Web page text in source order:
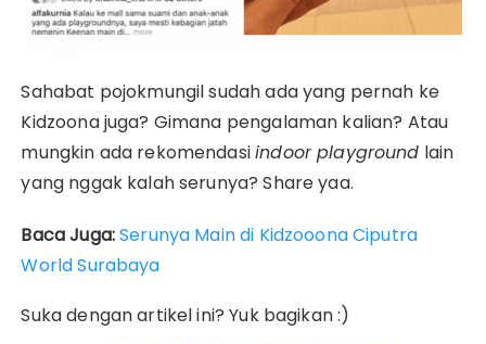
Sahabat pojokmungil sudah ada yang pernah ke
Kidzoona juga? Gimana pengalaman kalian? Atau
mungkin ada rekomendasiindoor playground lain
yang nggak kalah serunya? Share yaa.
Baca Juga:Serunya Main di Kidzooona Ciputra
World Surabaya
Suka dengan artikel ini? Yuk bagikan :)